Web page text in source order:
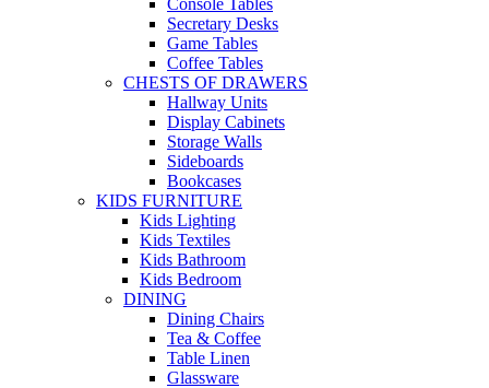
Secretary Desks
Game Tables
Coffee Tables
CHESTS OF DRAWERS
Hallway Units
Display Cabinets
Storage Walls
Sideboards
Bookcases
KIDS FURNITURE
Kids Lighting
Kids Textiles
Kids Bathroom
Kids Bedroom
DINING
Dining Chairs
Tea & Coffee
Table Linen
Glassware